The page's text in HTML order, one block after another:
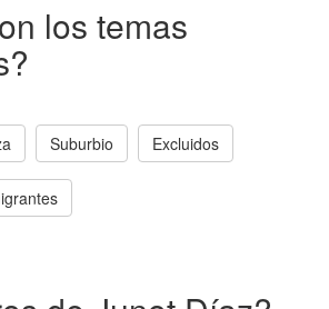
los temas
Suburbio Excluidos